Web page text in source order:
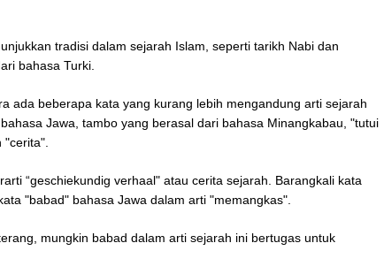
tradisi dalam sejarah Islam, seperti tarikh Nabi dan
bahasa Turki.
ada beberapa kata yang kurang lebih mengandung arti sejarah
Jawa, tambo yang berasal dari bahasa Minangkabau, "tutui
"cerita".
“geschiekundig verhaal" atau cerita sejarah. Barangkali kata
"babad" bahasa Jawa dalam arti "memangkas".
mungkin babad dalam arti sejarah ini bertugas untuk